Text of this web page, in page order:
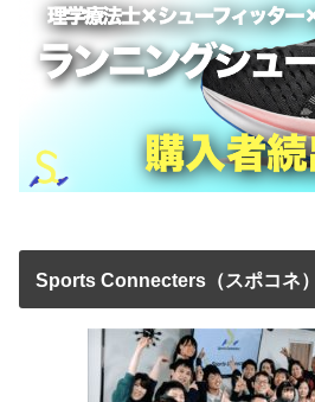
Sports Connecters（スポコネ）